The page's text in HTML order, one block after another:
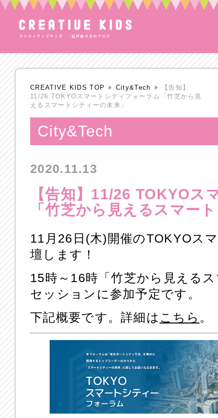
CREATIVE KIDS TOP City&Tech
【告知】
11/26 TOKYOスマートシティフォーラム「竹芝から見
えるスマートシティーの未来」
City&Tech
2020.11.13
【告知】11/26 TOKYOス
「竹芝から見えるスマー
11月26日(木)開催のTOKYOス
壇します！
15時～16時「竹芝から見える
セッションに参加予定です。
下記概要です。詳細は こちら 。